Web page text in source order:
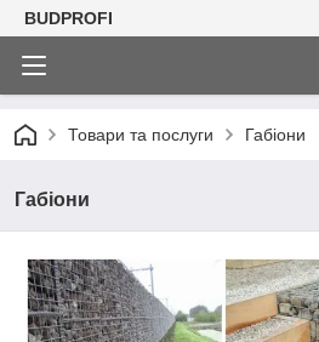
BUDPROFI
Товари та послуги Габіони
Габіони